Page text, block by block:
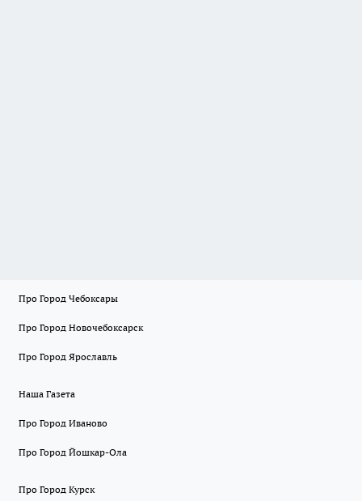
Про Город Чебоксары
Про Город Новочебоксарск
Про Город Ярославль
Наша Газета
Про Город Иваново
Про Город Йошкар-Ола
Про Город Курск